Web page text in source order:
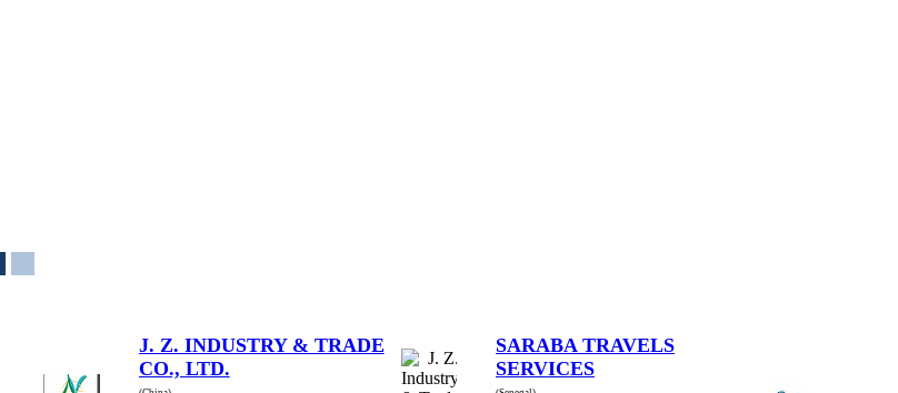
J. Z. INDUSTRY & TRADE
CO., LTD.
SARABA TRAVELS
SERVICES